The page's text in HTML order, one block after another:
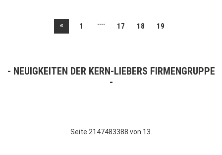
« 1 .... 17 18 19
NEUIGKEITEN DER KERN-LIEBERS FIRMENGRUPPE
Seite 2147483388 von 13.